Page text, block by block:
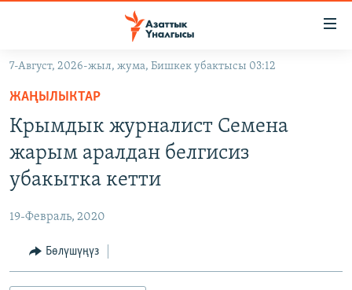
Навигацияга
өтүңүз
Издөөгө
салыңызКЫРГЫЗСТАН
САЯСАТ
МАДАНИЯТ
ДҮЙНӨ
ДҮЙНӨ
УКРАИНА
ТВ ПРОГРАММАЛАР
БҮГҮН АЗАТТЫКТА
ПОДКАСТ
7-Август, 2026-жыл, жума, Бишкек убактысы 03:12
ЖАҢЫЛЫКТАР
Крымдык журналист Семена
жарым аралдан белгисиз
убакытка кетти
19-Февраль, 2020
Бөлүшүңүз